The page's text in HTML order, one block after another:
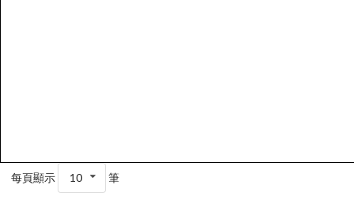
每頁顯示 10 筆